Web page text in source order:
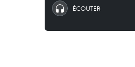
ÉCOUTER